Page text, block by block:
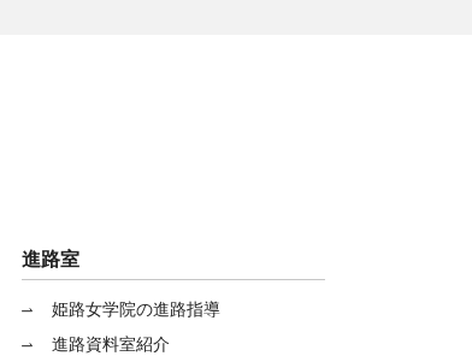
進路室
姫路女学院の進路指導
進路資料室紹介